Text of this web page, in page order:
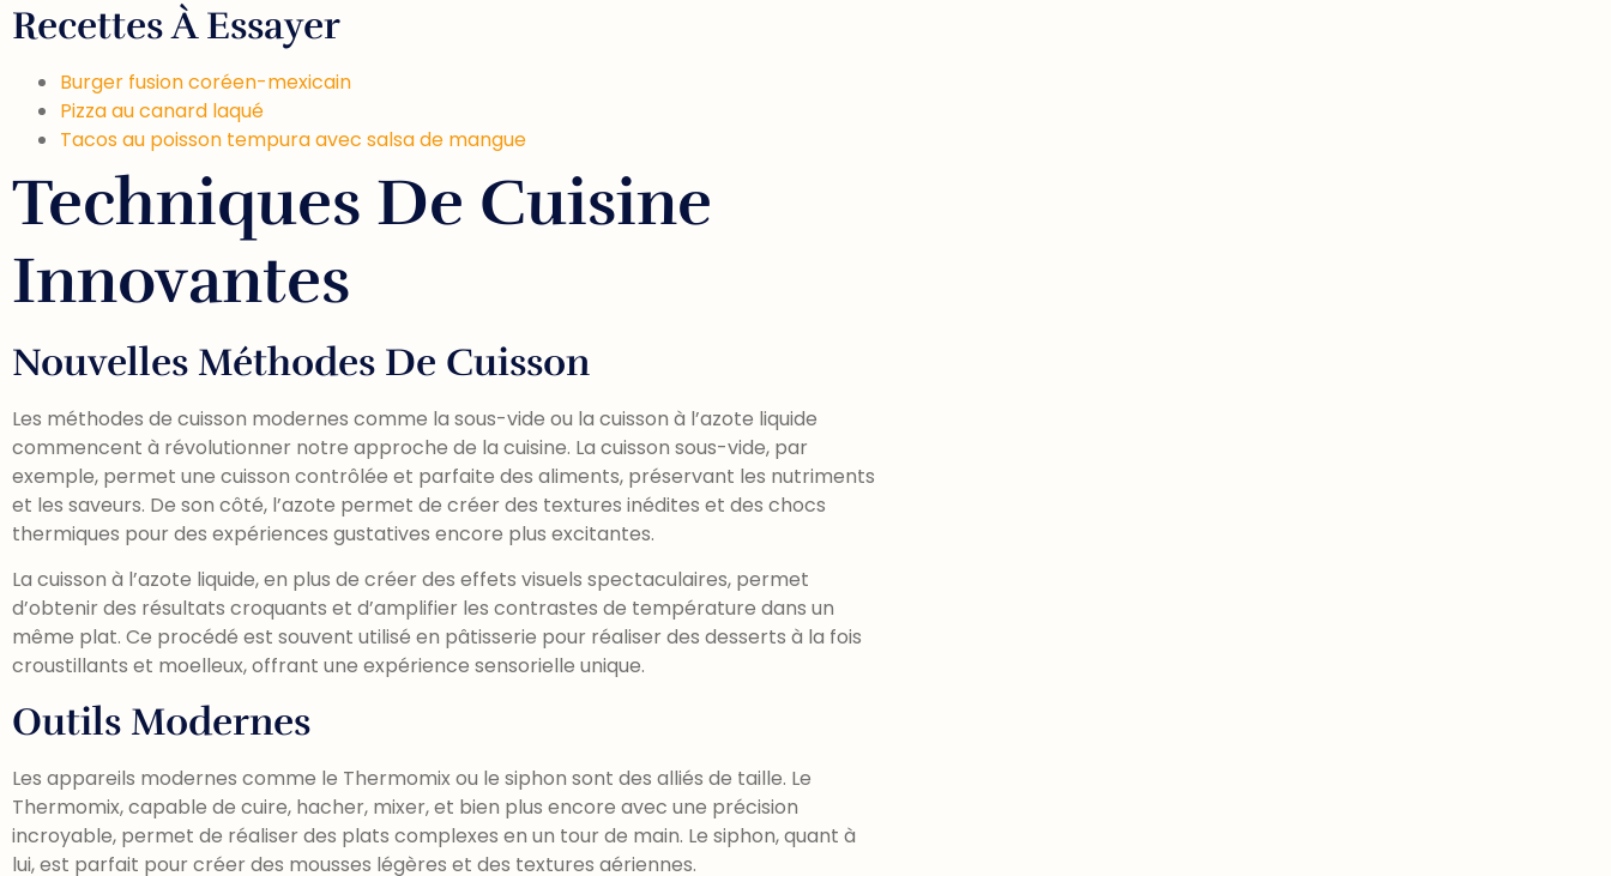
Recettes À Essayer
Burger fusion coréen-mexicain
Pizza au canard laqué
Tacos au poisson tempura avec salsa de mangue
Techniques De Cuisine
Innovantes
Nouvelles Méthodes De Cuisson
Les méthodes de cuisson modernes comme la sous-vide ou la cuisson à l’azote liquide
commencent à révolutionner notre approche de la cuisine. La cuisson sous-vide, par
exemple, permet une cuisson contrôlée et parfaite des aliments, préservant les nutriments
et les saveurs. De son côté, l’azote permet de créer des textures inédites et des chocs
thermiques pour des expériences gustatives encore plus excitantes.
La cuisson à l’azote liquide, en plus de créer des effets visuels spectaculaires, permet
d’obtenir des résultats croquants et d’amplifier les contrastes de température dans un
même plat. Ce procédé est souvent utilisé en pâtisserie pour réaliser des desserts à la fois
croustillants et moelleux, offrant une expérience sensorielle unique.
Outils Modernes
Les appareils modernes comme le Thermomix ou le siphon sont des alliés de taille. Le
Thermomix, capable de cuire, hacher, mixer, et bien plus encore avec une précision
incroyable, permet de réaliser des plats complexes en un tour de main. Le siphon, quant à
lui, est parfait pour créer des mousses légères et des textures aériennes.